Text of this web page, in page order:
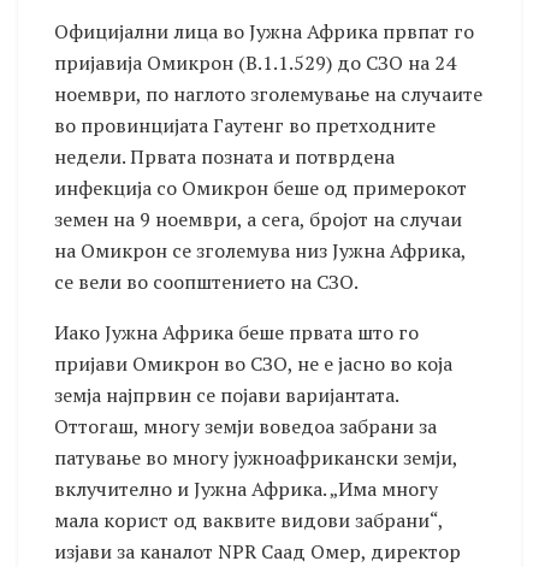
Официјални лица во Јужна Африка првпат го
пријавија Омикрон (B.1.1.529) до СЗО на 24
ноември, по наглото зголемување на случаите
во провинцијата Гаутенг во претходните
недели. Првата позната и потврдена
инфекција со Омикрон беше од примерокот
земен на 9 ноември, а сега, бројот на случаи
на Омикрон се зголемува низ Јужна Африка,
се вели во соопштението на СЗО.
Иако Јужна Африка беше првата што го
пријави Омикрон во СЗО, не е јасно во која
земја најпрвин се појави варијантата.
Оттогаш, многу земји воведоа забрани за
патување во многу јужноафрикански земји,
вклучително и Јужна Африка. „Има многу
мала корист од ваквите видови забрани“,
изјави за каналот NPR Саад Омер, директор